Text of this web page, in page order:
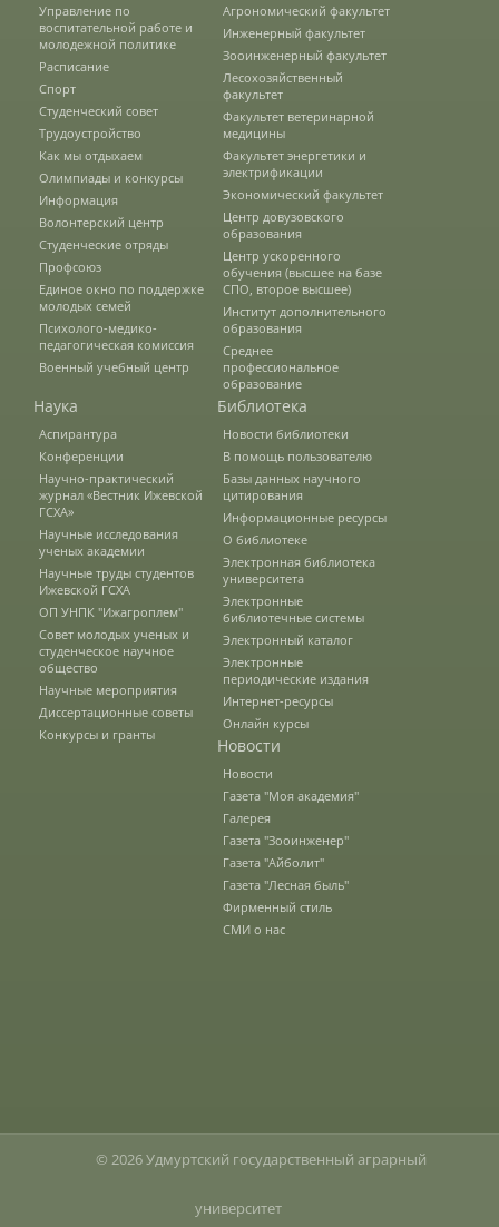
Контакты
Обратная связь
Банковские реквизиты
Наши услуги
Международная деятельность
Организации-партнеры
Договоры о сотрудничестве
Зарубежные стажировки
Иностранным студентам
Документы
Зарубежные стипендиальные
Управление по
воспитательной работе и
молодежной политике
Расписание
Спорт
Студенческий совет
Трудоустройство
Как мы отдыхаем
Олимпиады и конкурсы
Информация
Волонтерский центр
Студенческие отряды
Профсоюз
Единое окно по поддержке
молодых семей
Психолого-медико-
педагогическая комиссия
Военный учебный центр
Агрономический факультет
Инженерный факультет
Зооинженерный факультет
Лесохозяйственный
факультет
Факультет ветеринарной
медицины
Факультет энергетики и
электрификации
Экономический факультет
Центр довузовского
образования
Центр ускоренного
обучения (высшее на базе
СПО, второе высшее)
Институт дополнительного
образования
Среднее
профессиональное
образование
Наука
Аспирантура
Конференции
Научно-практический
журнал «Вестник Ижевской
ГСХА»
Научные исследования
ученых академии
Научные труды студентов
Ижевской ГСХА
ОП УНПК "Ижагроплем"
Совет молодых ученых и
студенческое научное
общество
Научные мероприятия
Диссертационные советы
Конкурсы и гранты
Библиотека
Новости библиотеки
В помощь пользователю
Базы данных научного
цитирования
Информационные ресурсы
О библиотеке
Электронная библиотека
университета
Электронные
библиотечные системы
Электронный каталог
Электронные
периодические издания
Интернет-ресурсы
Онлайн курсы
Новости
Новости
Газета "Моя академия"
Галерея
Газета "Зооинженер"
Газета "Айболит"
Газета "Лесная быль"
Фирменный стиль
СМИ о нас
© 2026 Удмуртский государственный аграрный
университет